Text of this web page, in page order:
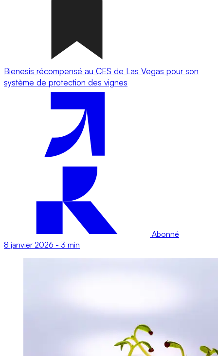
Bienesis récompensé au CES de Las Vegas pour son
système de protection des vignes
Abonné
8 janvier 2026 - 3 min